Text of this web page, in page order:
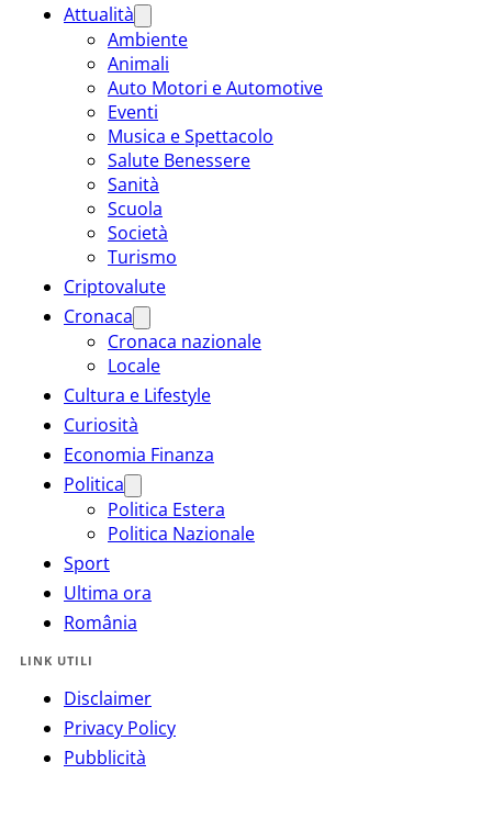
Attualità
Ambiente
Animali
Auto Motori e Automotive
Eventi
Musica e Spettacolo
Salute Benessere
Sanità
Scuola
Società
Turismo
Criptovalute
Cronaca
Cronaca nazionale
Locale
Cultura e Lifestyle
Curiosità
Economia Finanza
Politica
Politica Estera
Politica Nazionale
Sport
Ultima ora
România
LINK UTILI
Disclaimer
Privacy Policy
Pubblicità